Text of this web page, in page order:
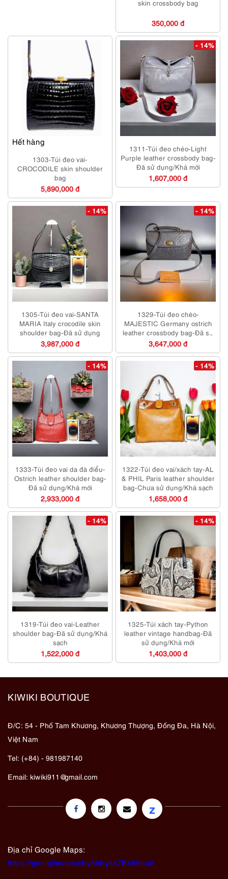
skin crossbody bag
350,000 đ
Hết hàng
1303-Túi đeo vai-
CROCODILE skin shoulder
bag
5,890,000 đ
- 14%
1311-Túi đeo chéo-Light
Purple leather crossbody bag-
Đã sử dụng/Khá mới
1,607,000 đ
- 14%
1305-Túi đeo vai-SANTA
MARIA Italy crocodile skin
shoulder bag-Đã sử dụng
3,987,000 đ
- 14%
1329-Túi đeo chéo-
MAJESTIC Germany ostrich
leather crossbody bag-Đã sử
dụng
3,647,000 đ
- 14%
1333-Túi đeo vai da đà điểu-
Ostrich leather shoulder bag-
Đã sử dụng/Khá mới
2,933,000 đ
- 14%
1322-Túi đeo vai/xách tay-AL
& PHIL Paris leather shoulder
bag-Chưa sử dụng/Khá sạch
1,658,000 đ
- 14%
1319-Túi đeo vai-Leather
shoulder bag-Đã sử dụng/Khá
sạch
1,522,000 đ
- 14%
1325-Túi xách tay-Python
leather vintage handbag-Đã
sử dụng/Khá mới
1,403,000 đ
KIWIKI BOUTIQUE
Đ/C: 54 - Phố Tam Khương, Khương Thượng, Đống Đa, Hà Nội,
Việt Nam
Tel: (+84) - 981987140
Email: kiwiki911@gmail.com
z
Địa chỉ Google Maps:
https://goo.gl/maps/eby8bKyks7Bx89oa6